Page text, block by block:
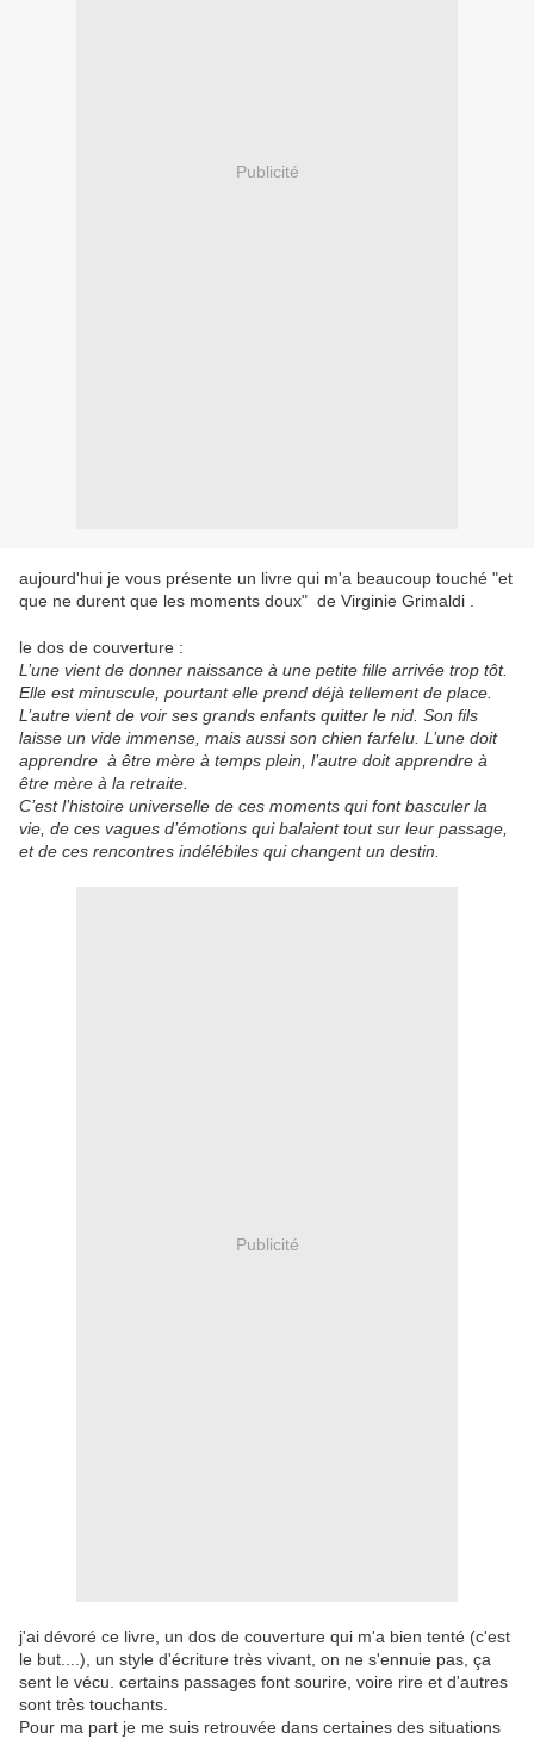
Publicité
aujourd'hui je vous présente un livre qui m'a beaucoup touché "et
que ne durent que les moments doux" de Virginie Grimaldi .
le dos de couverture :
L’une vient de donner naissance à une petite fille arrivée trop tôt.
Elle est minuscule, pourtant elle prend déjà tellement de place.
L’autre vient de voir ses grands enfants quitter le nid. Son fils
laisse un vide immense, mais aussi son chien farfelu. L’une doit
apprendre à être mère à temps plein, l’autre doit apprendre à
être mère à la retraite.
C’est l’histoire universelle de ces moments qui font basculer la
vie, de ces vagues d’émotions qui balaient tout sur leur passage,
et de ces rencontres indélébiles qui changent un destin.
Publicité
j'ai dévoré ce livre, un dos de couverture qui m'a bien tenté (c'est
le but....), un style d'écriture très vivant, on ne s'ennuie pas, ça
sent le vécu. certains passages font sourire, voire rire et d'autres
sont très touchants.
Pour ma part je me suis retrouvée dans certaines des situations